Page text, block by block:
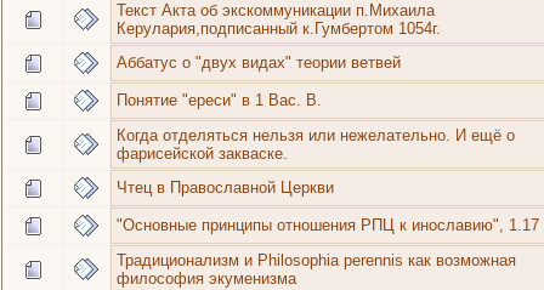
Текст Акта об экскоммуникации п.Михаила
Керулария,подписанный к.Гумбертом 1054г.
Аббатус о "двух видах" теории ветвей
Понятие "ереси" в 1 Вас. В.
Когда отделяться нельзя или нежелательно. И ещё о
фарисейской закваске.
Чтец в Православной Церкви
"Основные принципы отношения РПЦ к инославию", 1.17
Традиционализм и Philosophia perennis как возможная
философия экуменизма